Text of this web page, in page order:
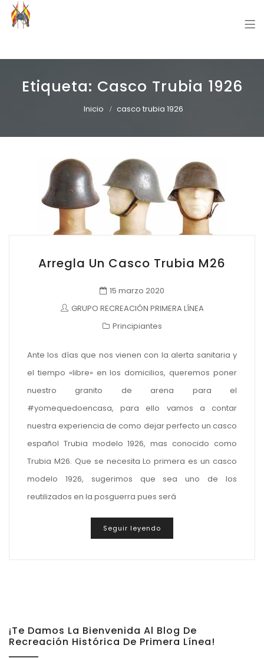
Etiqueta: Casco Trubia 1926
Inicio casco trubia 1926
Arregla Un Casco Trubia M26
15 marzo 2020
GRUPO RECREACIÓN PRIMERA LÍNEA
Principiantes
Ante los días que nos vienen con la alerta sanitaria y
el tiempo «libre» en los domicilios, queremos poner
nuestro granito de arena para el
#yomequedoencasa, para ello vamos a contar
nuestra experiencia de como dejar perfecto un casco
español Trubia modelo 1926, mas conocido como
Trubia M26. Que se necesita Lo primera es un casco
modelo 1926, sugerimos que sea uno de los
reutilizados en la posguerra pues será
Seguir leyendo
¡Te Damos La Bienvenida Al Blog De
Recreación Histórica De Primera Línea!